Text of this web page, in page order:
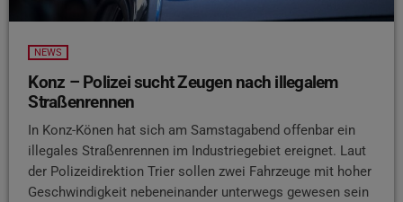
NEWS
Konz – Polizei sucht Zeugen nach illegalem
Straßenrennen
In Konz-Könen hat sich am Samstagabend offenbar ein
illegales Straßenrennen im Industriegebiet ereignet. Laut
der Polizeidirektion Trier sollen zwei Fahrzeuge mit hoher
Geschwindigkeit nebeneinander unterwegs gewesen sein